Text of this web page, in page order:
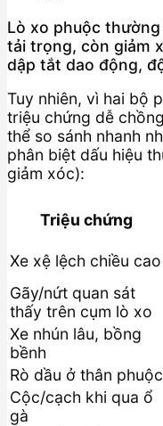
Lò xo phuộc thường
tải trọng, còn giảm
dập tắt dao động,
Tuy nhiên, vì hai bộ
triệu chứng dễ
thể so sánh nhanh
phân biệt dấu hiệu
giảm xóc):
Triệu chứng
Xe xệ lệch chiều cao
Gãy/nứt quan sát
thấy trên cụm lò xo
Xe nhún lâu, bồng
bềnh
Rò dầu ở thân phuộc
Cộc/cạch khi qua ổ
gà